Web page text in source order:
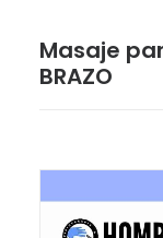
Masaje
BRAZO